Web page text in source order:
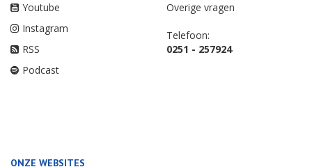
Youtube
Instagram
RSS
Podcast
Overige vragen
Telefoon:
0251 - 257924
ONZE WEBSITES